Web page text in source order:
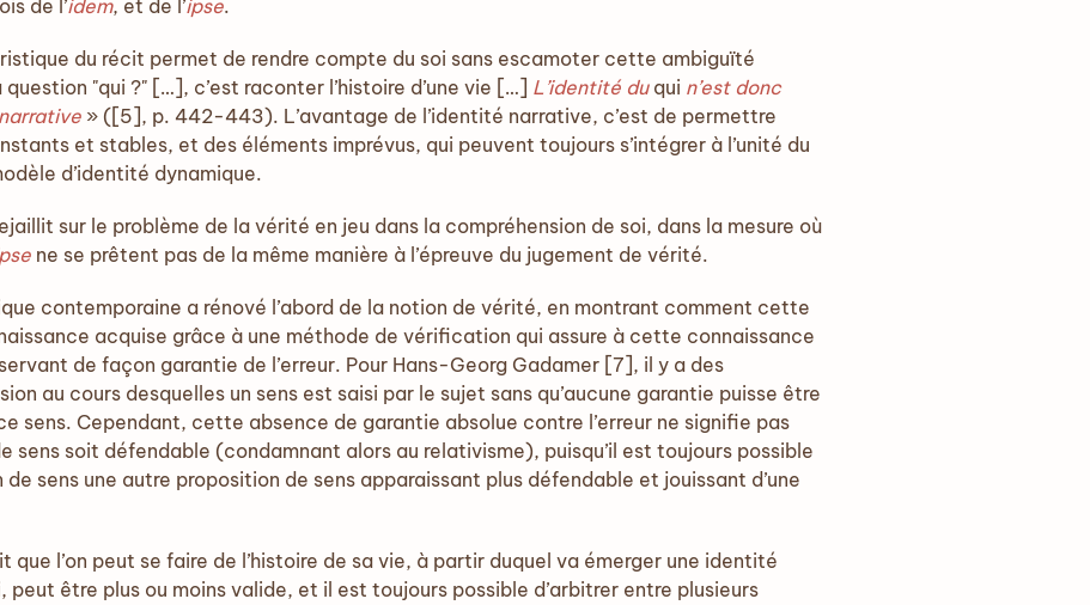
de l’idem, et de l’ipse.
du récit permet de rendre compte du soi sans escamoter cette ambiguïté
"qui ?" […], c’est raconter l’histoire d’une vie […] L’identité du qui n’est donc
» ([5], p. 442-443). L’avantage de l’identité narrative, c’est de permettre
et stables, et des éléments imprévus, qui peuvent toujours s’intégrer à l’unité du
d’identité dynamique.
sur le problème de la vérité en jeu dans la compréhension de soi, dans la mesure où
ne se prêtent pas de la même manière à l’épreuve du jugement de vérité.
contemporaine a rénové l’abord de la notion de vérité, en montrant comment cette
acquise grâce à une méthode de vérification qui assure à cette connaissance
de façon garantie de l’erreur. Pour Hans-Georg Gadamer [7], il y a des
au cours desquelles un sens est saisi par le sujet sans qu’aucune garantie puisse être
sens. Cependant, cette absence de garantie absolue contre l’erreur ne signifie pas
sens soit défendable (condamnant alors au relativisme), puisqu’il est toujours possible
de sens une autre proposition de sens apparaissant plus défendable et jouissant d’une
que l’on peut se faire de l’histoire de sa vie, à partir duquel va émerger une identité
être plus ou moins valide, et il est toujours possible d’arbitrer entre plusieurs